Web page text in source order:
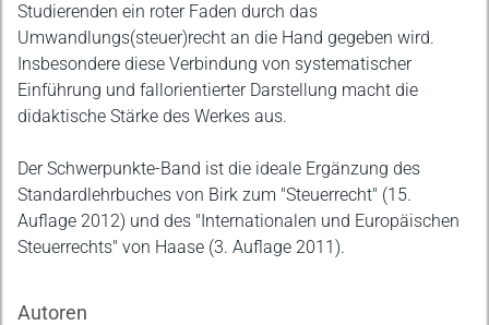
Studierenden ein roter Faden durch das
Umwandlungs(steuer)recht an die Hand gegeben wird.
Insbesondere diese Verbindung von systematischer
Einführung und fallorientierter Darstellung macht die
didaktische Stärke des Werkes aus.
Der Schwerpunkte-Band ist die ideale Ergänzung des
Standardlehrbuches von Birk zum "Steuerrecht" (15.
Auflage 2012) und des "Internationalen und Europäischen
Steuerrechts" von Haase (3. Auflage 2011).
Autoren